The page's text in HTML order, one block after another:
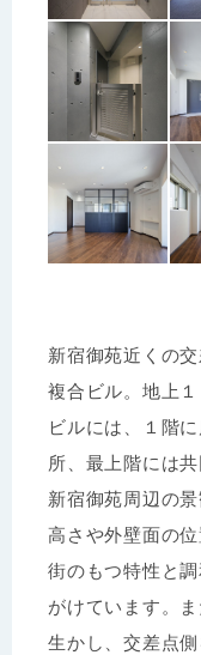
新宿御苑近くの
複合ビル。地上
ビルには、１階
所、最上階には
新宿御苑周辺の
高さや外壁面の位
街のもつ特性と
がけています。
生かし、交差点側